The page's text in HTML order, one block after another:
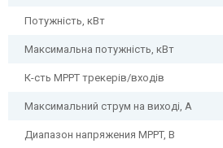
Потужність, кВт
Максимальна потужність, кВт
К-сть MPPT трекерів/входів
Максимальний струм на виході, А
Диапазон напряжения MPPT, В